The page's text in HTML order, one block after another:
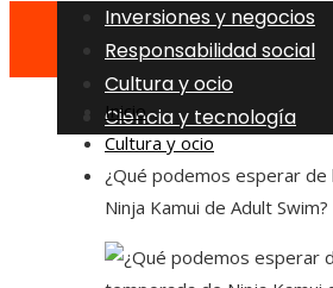
Inversiones y negocios
Responsabilidad social
Cultura y ocio
Ciencia y tecnología
Inicio
Cultura y ocio
¿Qué podemos esperar
Ninja Kamui de Adult Swim?